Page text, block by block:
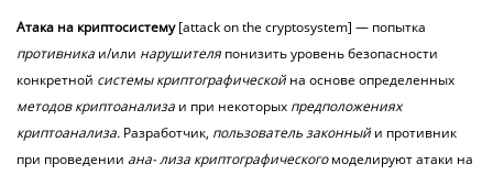
Атака на криптосистему [attack on the cryptosystem] — попытка
противника и/или нарушителя понизить уровень безопасности
конкретной системы криптографической на основе определенных
методов криптоанализа и при некоторых предположениях
криптоанализа. Разработчик, пользователь законный и противник
при проведении ана- лиза криптографическогомоделируют атаки на